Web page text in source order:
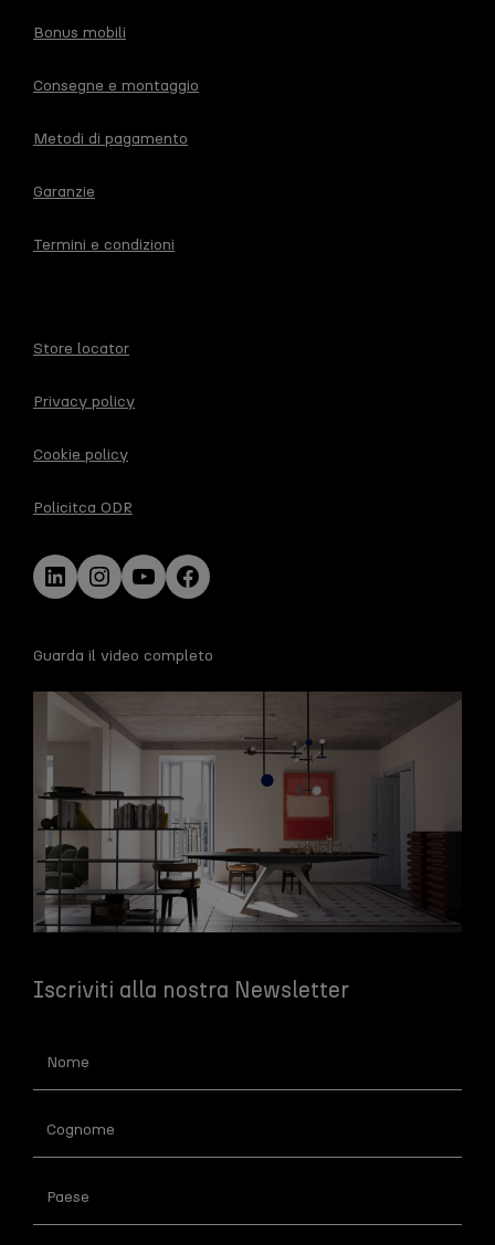
Bonus mobili
Consegne e montaggio
Metodi di pagamento
Garanzie
Termini e condizioni
Store locator
Privacy policy
Cookie policy
Policitca ODR
LinkedInInstagram
YouTubeFacebook
Guarda il video completo
Iscriviti alla nostra Newsletter